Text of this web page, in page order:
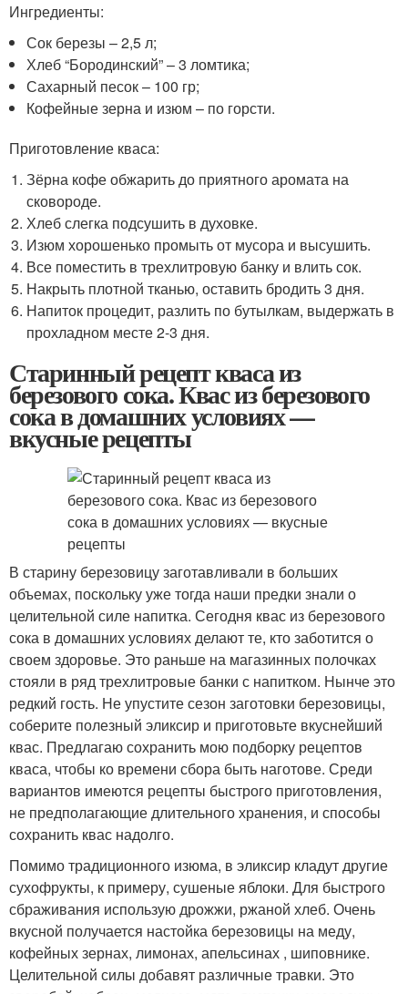
Ингредиенты:
Сок березы – 2,5 л;
Хлеб “Бородинский” – 3 ломтика;
Сахарный песок – 100 гр;
Кофейные зерна и изюм – по горсти.
Приготовление кваса:
Зёрна кофе обжарить до приятного аромата на
сковороде.
Хлеб слегка подсушить в духовке.
Изюм хорошенько промыть от мусора и высушить.
Все поместить в трехлитровую банку и влить сок.
Накрыть плотной тканью, оставить бродить 3 дня.
Напиток процедит, разлить по бутылкам, выдержать в
прохладном месте 2-3 дня.
Старинный рецепт кваса из
березового сока. Квас из березового
сока в домашних условиях —
вкусные рецепты
В старину березовицу заготавливали в больших
объемах, поскольку уже тогда наши предки знали о
целительной силе напитка. Сегодня квас из березового
сока в домашних условиях делают те, кто заботится о
своем здоровье. Это раньше на магазинных полочках
стояли в ряд трехлитровые банки с напитком. Нынче это
редкий гость. Не упустите сезон заготовки березовицы,
соберите полезный эликсир и приготовьте вкуснейший
квас. Предлагаю сохранить мою подборку рецептов
кваса, чтобы ко времени сбора быть наготове. Среди
вариантов имеются рецепты быстрого приготовления,
не предполагающие длительного хранения, и способы
сохранить квас надолго.
Помимо традиционного изюма, в эликсир кладут другие
сухофрукты, к примеру, сушеные яблоки. Для быстрого
сбраживания использую дрожжи, ржаной хлеб. Очень
вкусной получается настойка березовицы на меду,
кофейных зернах, лимонах, апельсинах , шиповнике.
Целительной силы добавят различные травки. Это